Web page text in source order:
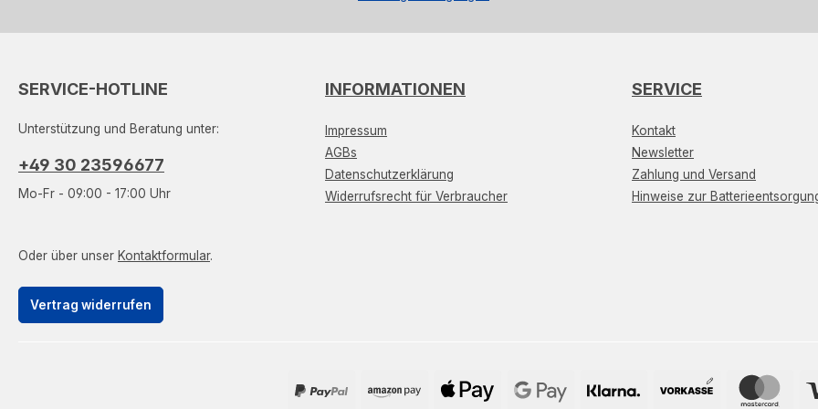
SERVICE-HOTLINE
Unterstützung und Beratung unter:
+49 30 23596677
Mo-Fr - 09:00 - 17:00 Uhr
Oder über unser Kontaktformular.
Vertrag widerrufen
INFORMATIONEN
Impressum
AGBs
Datenschutzerklärung
Widerrufsrecht für Verbraucher
SERVICE
Kontakt
Newsletter
Zahlung und Versand
Hinweise zur